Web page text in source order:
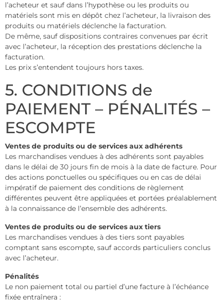
l’acheteur et sauf dans l’hypothèse ou les produits ou
matériels sont mis en dépôt chez l’acheteur, la livraison des
produits ou matériels déclenche la facturation.
De même, sauf dispositions contraires convenues par écrit
avec l’acheteur, la réception des prestations déclenche la
facturation.
Les prix s’entendent toujours hors taxes.
5. CONDITIONS de
PAIEMENT – PÉNALITÉS –
ESCOMPTE
Ventes de produits ou de services aux adhérents
Les marchandises vendues à des adhérents sont payables
dans le délai de 30 jours fin de mois à la date de facture. Pour
des actions ponctuelles ou spécifiques ou en cas de délai
impératif de paiement des conditions de règlement
différentes peuvent être appliquées et portées préalablement
à la connaissance de l’ensemble des adhérents.
Ventes de produits ou de services aux tiers
Les marchandises vendues à des tiers sont payables
comptant sans escompte, sauf accords particuliers conclus
avec l’acheteur.
Pénalités
Le non paiement total ou partiel d’une facture à l’échéance
fixée entraînera :